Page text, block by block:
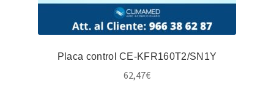
Placa control CE-KFR160T2/SN1Y
62,47€